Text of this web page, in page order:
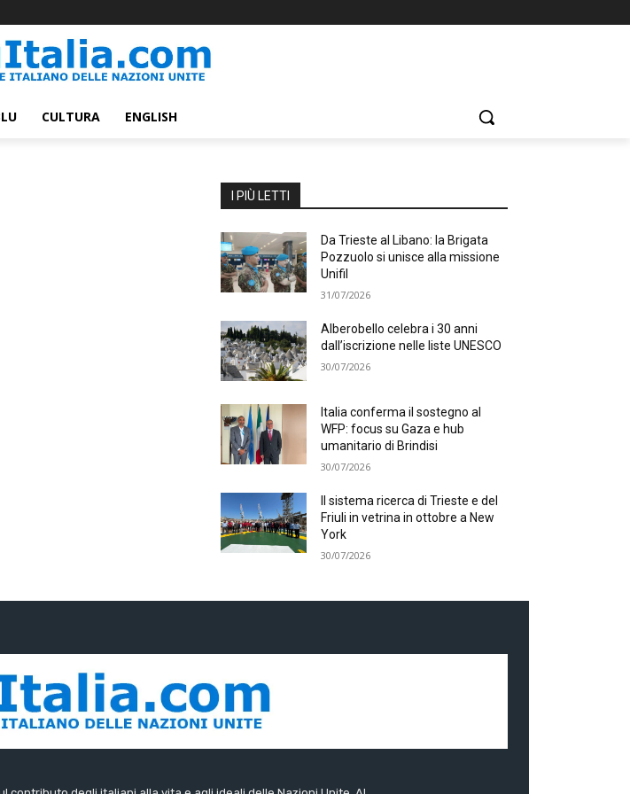
CULTURA ENGLISH
I PIÙ LETTI
Da Trieste al Libano: la Brigata
Pozzuolo si unisce alla missione
Unifil
31/07/2026
Alberobello celebra i 30 anni
dall’iscrizione nelle liste UNESCO
30/07/2026
Italia conferma il sostegno al
WFP: focus su Gaza e hub
umanitario di Brindisi
30/07/2026
Il sistema ricerca di Trieste e del
Friuli in vetrina in ottobre a New
York
30/07/2026